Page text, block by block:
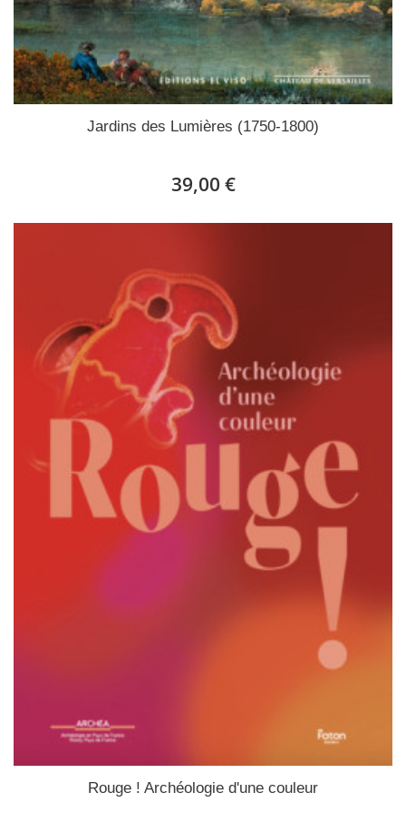
Jardins des Lumières (1750-1800)
39,00 €
Rouge ! Archéologie d'une couleur